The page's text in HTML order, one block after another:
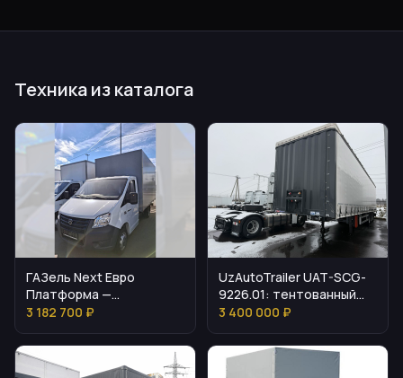
Техника из каталога
ГАЗель Next Евро
Платформа —
характеристики и
3 182 700 ₽
UzAutoTrailer UAT-SCG-
9226.01: тентованный
полуприцеп для грузов
3 400 000 ₽